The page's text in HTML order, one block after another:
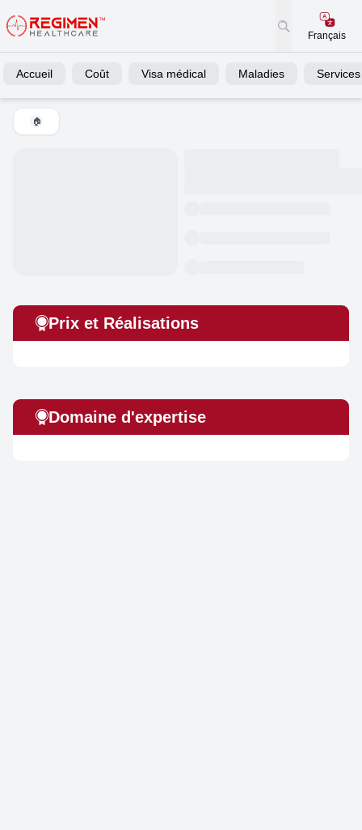
Français
Accueil Coût Visa médical Maladies Services
🏠
Prix et Réalisations
Domaine d'expertise